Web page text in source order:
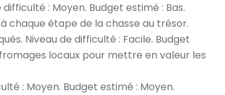
: Moyen. Budget estimé : Bas.
chaque étape de la chasse au trésor.
Niveau de difficulté : Facile. Budget
locaux pour mettre en valeur les
: Moyen. Budget estimé : Moyen.